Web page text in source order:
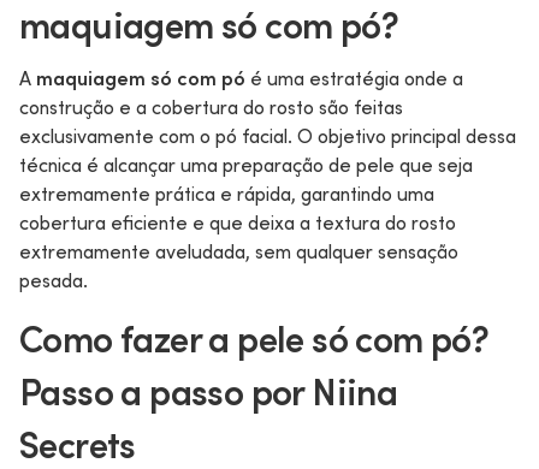
maquiagem só com pó?
A maquiagem só com pó é uma estratégia onde a
construção e a cobertura do rosto são feitas
exclusivamente com o pó facial. O objetivo principal dessa
técnica é alcançar uma preparação de pele que seja
extremamente prática e rápida, garantindo uma
cobertura eficiente e que deixa a textura do rosto
extremamente aveludada, sem qualquer sensação
pesada.
Como fazer a pele só com pó?
Passo a passo por Niina
Secrets